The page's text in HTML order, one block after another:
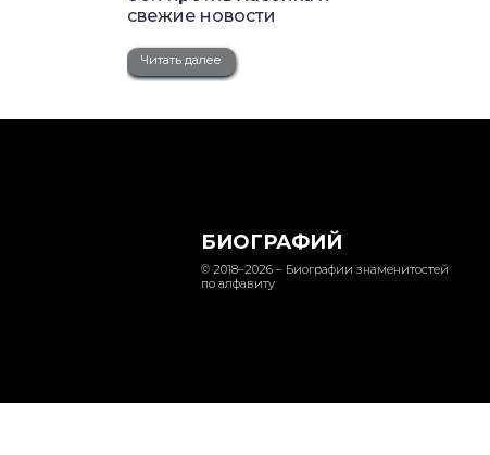
свежие новости
Читать далее
БИОГРАФИЙ
© 2018–2026 – Биографии знаменитостей
по алфавиту